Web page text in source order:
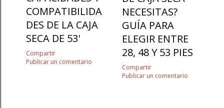
COMPATIBILIDA
DES DE LA CAJA
SECA DE 53'
Compartir
Publicar un comentario
NECESITAS?
GUÍA PARA
ELEGIR ENTRE
28, 48 Y 53 PIES
Compartir
Publicar un comentario